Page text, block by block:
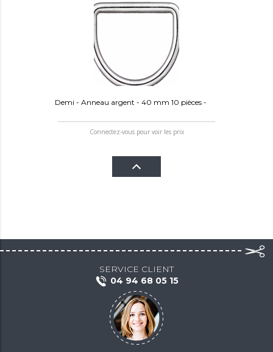
Demi - Anneau argent - 40 mm 10 pièces -
Connectez-vous pour voir les prix
SERVICE CLIENT
04 94 68 05 15